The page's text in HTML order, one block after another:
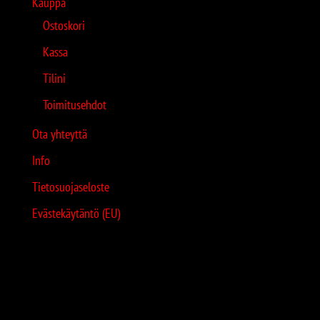
Ostoskori
Kassa
Tilini
Toimitusehdot
Ota yhteyttä
Info
Tietosuojaseloste
Evästekäytäntö (EU)